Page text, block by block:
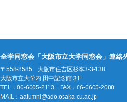
全学同窓会「大阪市立大学同窓会」連絡
〒558-8585 大阪市住吉区杉本3-3-138
大阪市立大学内 田中記念館３F
TEL：06-6605-2113 FAX：06-6605-2088
MAIL： aalumni@ado.osaka-cu.ac.jp